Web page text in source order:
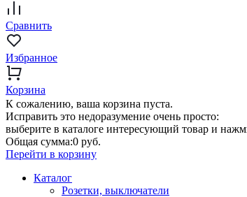
Сравнить
Избранное
Корзина
К сожалению, ваша корзина пуста.
Исправить это недоразумение очень просто:
выберите в каталоге интересующий товар и
Общая сумма:0 руб.
Перейти в корзину
Каталог
Розетки, выключатели